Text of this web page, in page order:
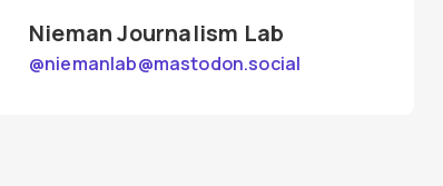
Nieman Journalism Lab
@niemanlab@mastodon.social